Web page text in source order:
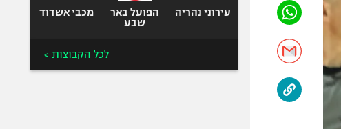
אומנויות לחימה
עירוני נהריה
הפועל באר
שבע
מכבי אשדוד
לכל הקבוצות >